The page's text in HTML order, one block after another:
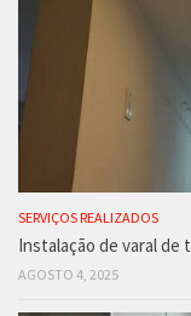
SERVIÇOS REALIZADOS
Instalação de varal
AGOSTO 4, 2025